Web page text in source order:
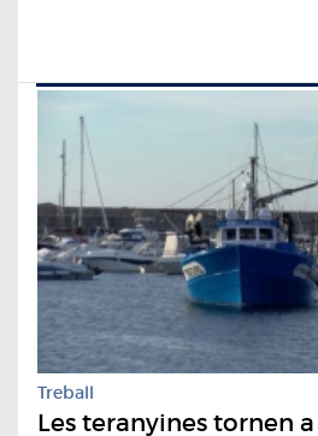
Treball
Les teranyines tornen